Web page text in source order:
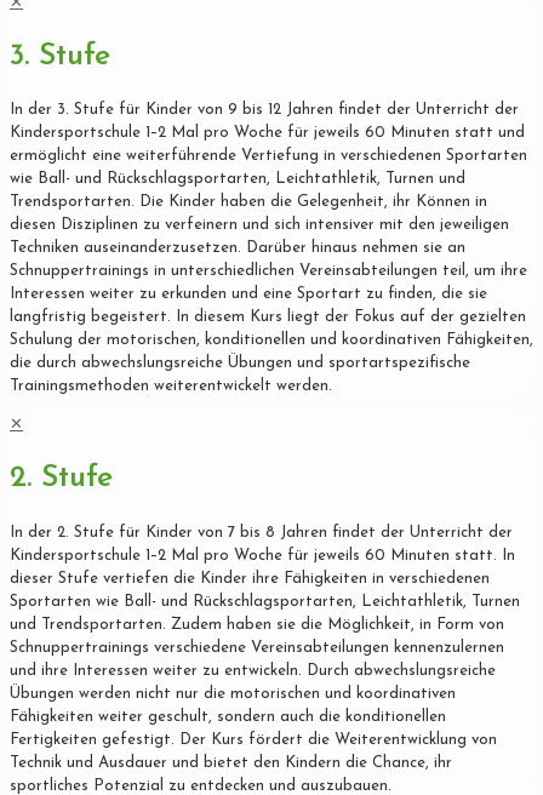
3. Stufe
In der 3. Stufe für Kinder von 9 bis 12 Jahren findet der Unterricht der
Kindersportschule 1–2 Mal pro Woche für jeweils 60 Minuten statt und
ermöglicht eine weiterführende Vertiefung in verschiedenen Sportarten
wie Ball- und Rückschlagsportarten, Leichtathletik, Turnen und
Trendsportarten. Die Kinder haben die Gelegenheit, ihr Können in
diesen Disziplinen zu verfeinern und sich intensiver mit den jeweiligen
Techniken auseinanderzusetzen. Darüber hinaus nehmen sie an
Schnuppertrainings in unterschiedlichen Vereinsabteilungen teil, um ihre
Interessen weiter zu erkunden und eine Sportart zu finden, die sie
langfristig begeistert. In diesem Kurs liegt der Fokus auf der gezielten
Schulung der motorischen, konditionellen und koordinativen Fähigkeiten,
die durch abwechslungsreiche Übungen und sportartspezifische
Trainingsmethoden weiterentwickelt werden.
✕
2. Stufe
In der 2. Stufe für Kinder von 7 bis 8 Jahren findet der Unterricht der
Kindersportschule 1–2 Mal pro Woche für jeweils 60 Minuten statt. In
dieser Stufe vertiefen die Kinder ihre Fähigkeiten in verschiedenen
Sportarten wie Ball- und Rückschlagsportarten, Leichtathletik, Turnen
und Trendsportarten. Zudem haben sie die Möglichkeit, in Form von
Schnuppertrainings verschiedene Vereinsabteilungen kennenzulernen
und ihre Interessen weiter zu entwickeln. Durch abwechslungsreiche
Übungen werden nicht nur die motorischen und koordinativen
Fähigkeiten weiter geschult, sondern auch die konditionellen
Fertigkeiten gefestigt. Der Kurs fördert die Weiterentwicklung von
Technik und Ausdauer und bietet den Kindern die Chance, ihr
sportliches Potenzial zu entdecken und auszubauen.